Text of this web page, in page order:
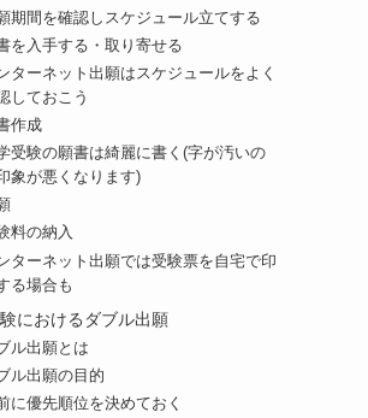
期間を確認しスケジュール立てする
を入手する・取り寄せる
ターネット出願はスケジュールをよく
しておこう
作成
受験の願書は綺麗に書く(字が汚いの
象が悪くなります)
料の納入
ターネット出願では受験票を自宅で印
る場合も
におけるダブル出願
ル出願とは
ル出願の目的
に優先順位を決めておく